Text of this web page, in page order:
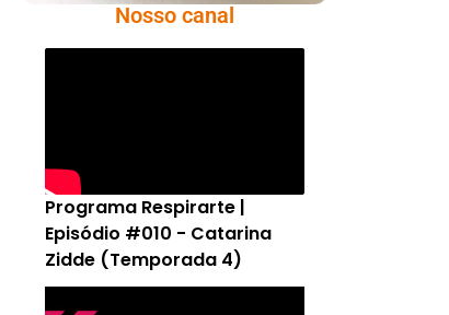
Nosso canal
Programa Respirarte |
Episódio #010 - Catarina
Zidde (Temporada 4)